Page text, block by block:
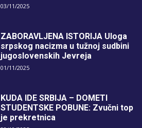
03/11/2025
ZABORAVLJENA ISTORIJA Uloga
srpskog nacizma u tužnoj sudbini
jugoslovenskih Jevreja
01/11/2025
KUDA IDE SRBIJA – DOMETI
STUDENTSKE POBUNE: Zvučni top
je prekretnica